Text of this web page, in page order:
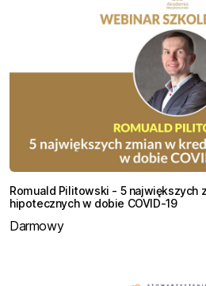
Romuald Pilitowski - 5 największych
hipotecznych w dobie COVID-19
Darmowy